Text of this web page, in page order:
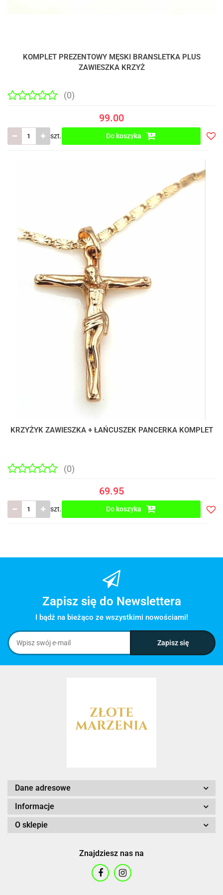
KOMPLET PREZENTOWY MĘSKI BRANSLETKA PLUS
ZAWIESZKA KRZYŻ
(0)
99.00
szt. Do koszyka
KRZYŻYK ZAWIESZKA + ŁAŃCUSZEK PANCERKA KOMPLET
(0)
69.95
szt. Do koszyka
Zapisz się do Newslettera
I bądź na bieżąco ze wszystkimi nowościami!
Dane adresowe
Informacje
O sklepie
Znajdziesz nas na